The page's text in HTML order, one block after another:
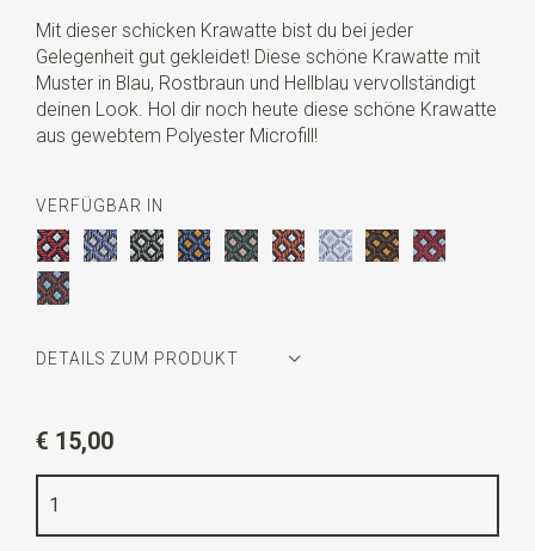
Mit dieser schicken Krawatte bist du bei jeder
Gelegenheit gut gekleidet! Diese schöne Krawatte mit
Muster in Blau, Rostbraun und Hellblau vervollständigt
deinen Look. Hol dir noch heute diese schöne Krawatte
aus gewebtem Polyester Microfill!
VERFÜGBAR IN
DETAILS ZUM PRODUKT
Farbe
Qualität
€ 15,00